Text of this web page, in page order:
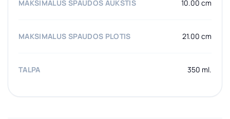
MAKSIMALUS SPAUDOS AUKŠTIS 10.00 cm
MAKSIMALUS SPAUDOS PLOTIS 21.00 cm
TALPA 350 ml.